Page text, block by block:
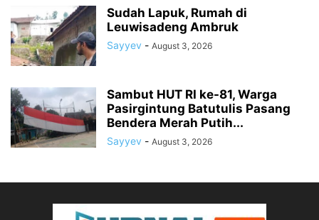
Sudah Lapuk, Rumah di
Leuwisadeng Ambruk
Sayyev - August 3, 2026
Sambut HUT RI ke-81, Warga
Pasirgintung Batutulis Pasang
Bendera Merah Putih...
Sayyev - August 3, 2026